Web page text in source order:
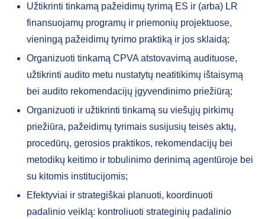
Užtikrinti tinkamą pažeidimų tyrimą ES ir (arba) LR
finansuojamų programų ir priemonių projektuose,
vieningą pažeidimų tyrimo praktiką ir jos sklaidą;
Organizuoti tinkamą CPVA atstovavimą audituose,
užtikrinti audito metu nustatytų neatitikimų ištaisymą
bei audito rekomendacijų įgyvendinimo priežiūrą;
Organizuoti ir užtikrinti tinkamą su viešųjų pirkimų
priežiūra, pažeidimų tyrimais susijusių teisės aktų,
procedūrų, gerosios praktikos, rekomendacijų bei
metodikų keitimo ir tobulinimo derinimą agentūroje bei
su kitomis institucijomis;
Efektyviai ir strategiškai planuoti, koordinuoti
padalinio veiklą: kontroliuoti strateginių padalinio